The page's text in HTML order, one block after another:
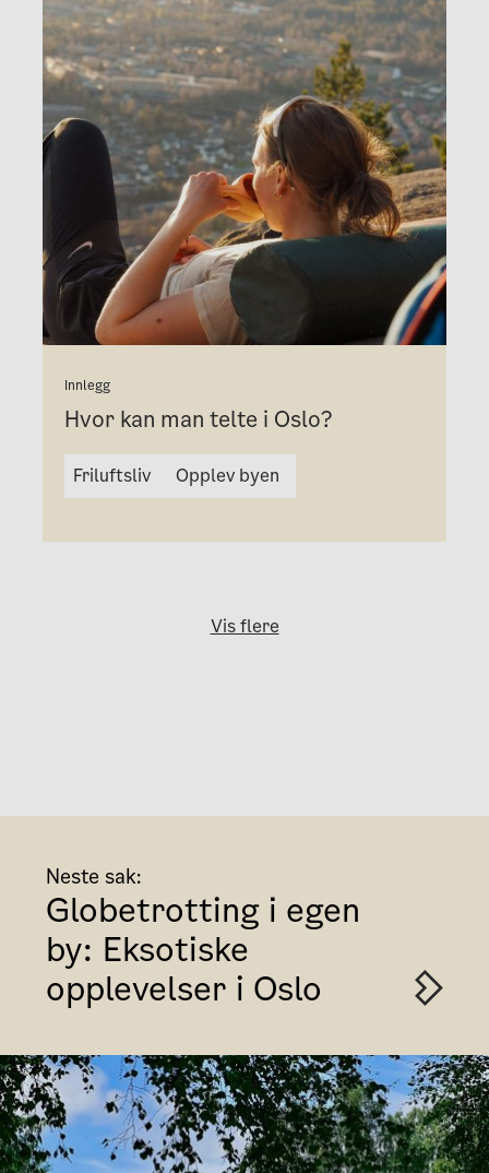
Innlegg
Hvor kan man telte i Oslo?
Friluftsliv Opplev byen
Vis flere
Neste sak:
Globetrotting i egen
by: Eksotiske
opplevelser i Oslo